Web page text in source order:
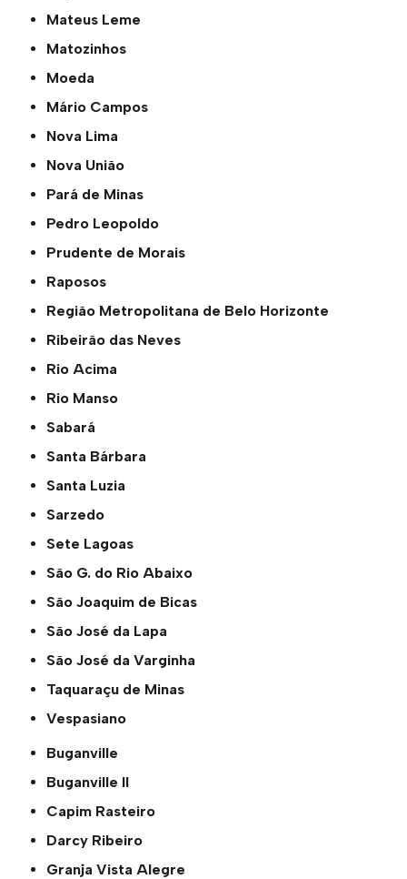
Mateus Leme
Matozinhos
Moeda
Mário Campos
Nova Lima
Nova União
Pará de Minas
Pedro Leopoldo
Prudente de Morais
Raposos
Região Metropolitana de Belo Horizonte
Ribeirão das Neves
Rio Acima
Rio Manso
Sabará
Santa Bárbara
Santa Luzia
Sarzedo
Sete Lagoas
São G. do Rio Abaixo
São Joaquim de Bicas
São José da Lapa
São José da Varginha
Taquaraçu de Minas
Vespasiano
Buganville
Buganville ll
Capim Rasteiro
Darcy Ribeiro
Granja Vista Alegre